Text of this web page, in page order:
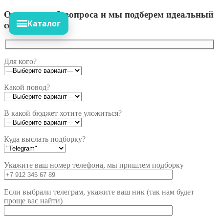
Ответьте на 3 вопроса и мы подберем идеальный
сет!
Для кого?
Какой повод?
В какой бюджет хотите уложиться?
Куда выслать подборку?
Укажите ваш номер телефона, мы пришлем подборку
Если выбрали телеграм, укажите ваш ник (так нам будет
проще вас найти)
Каталог